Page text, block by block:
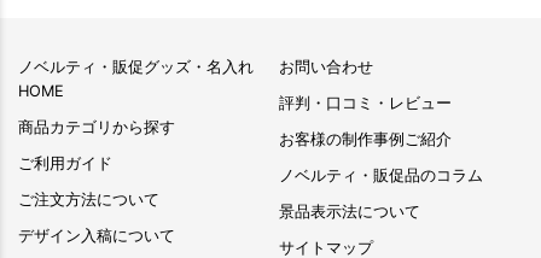
ノベルティ・販促グッズ・名入れ
HOME
商品カテゴリから探す
ご利用ガイド
ご注文方法について
デザイン入稿について
お問い合わせ
評判・口コミ・レビュー
お客様の制作事例ご紹介
ノベルティ・販促品のコラム
景品表示法について
サイトマップ